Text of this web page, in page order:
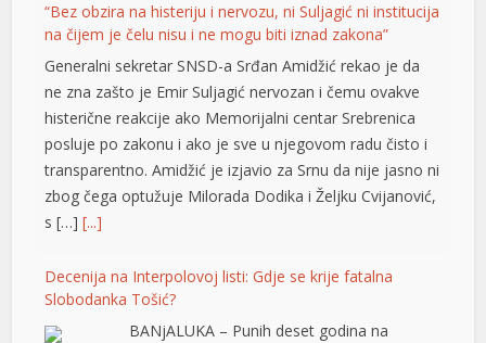
“Bez obzira na histeriju i nervozu, ni Suljagić ni institucija
na čijem je čelu nisu i ne mogu biti iznad zakona”
Generalni sekretar SNSD-a Srđan Amidžić rekao je da
ne zna zašto je Emir Suljagić nervozan i čemu ovakve
histerične reakcije ako Memorijalni centar Srebrenica
posluje po zakonu i ako je sve u njegovom radu čisto i
transparentno. Amidžić je izjavio za Srnu da nije jasno ni
zbog čega optužuje Milorada Dodika i Željku Cvijanović,
s […][...]
Decenija na Interpolovoj listi: Gdje se krije fatalna
Slobodanka Tošić?
BANjALUKA – Punih deset godina na